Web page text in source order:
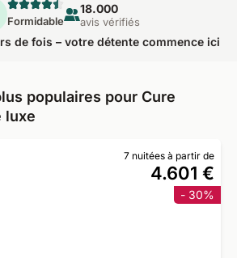
Formidable
18.000
avis vérifiés
de fois – votre détente commence ici
populaires pour Cure
luxe
7 nuitées à partir de
4.601 €
- 30%